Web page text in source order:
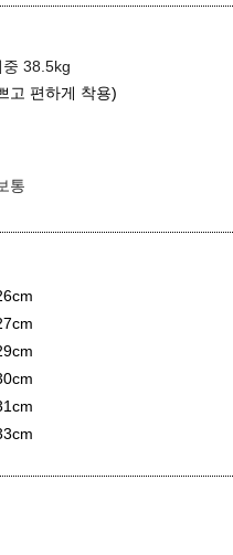
38.5kg
고 편하게 착용)
통